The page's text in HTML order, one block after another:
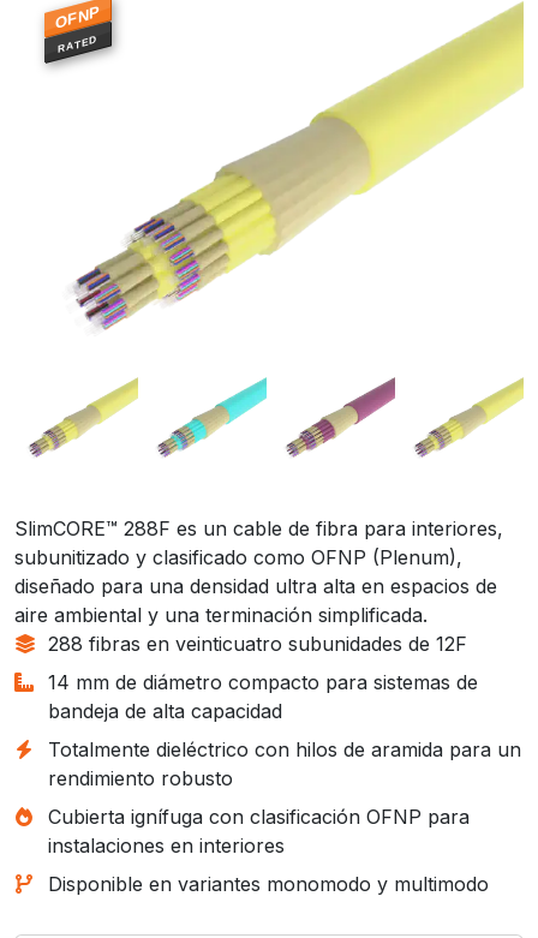
OFNP
RATED
SlimCORE™ 288F es un cable de fibra para interiores,
subunitizado y clasificado como OFNP (Plenum),
diseñado para una densidad ultra alta en espacios de
aire ambiental y una terminación simplificada.
288 fibras en veinticuatro subunidades de 12F
14 mm de diámetro compacto para sistemas de
bandeja de alta capacidad
Totalmente dieléctrico con hilos de aramida para un
rendimiento robusto
Cubierta ignífuga con clasificación OFNP para
instalaciones en interiores
Disponible en variantes monomodo y multimodo